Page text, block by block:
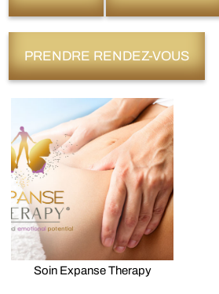
PRENDRE RENDEZ-VOUS
Soin Expanse Therapy